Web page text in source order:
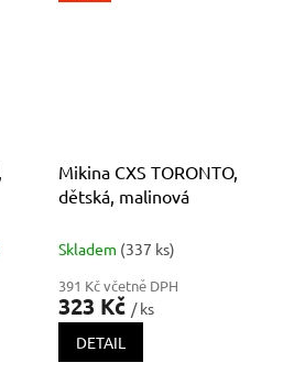
Mikina CXS TORONTO,
dětská, malinová
Skladem (337 ks)
391 Kč včetně DPH
323 Kč / ks
DETAIL